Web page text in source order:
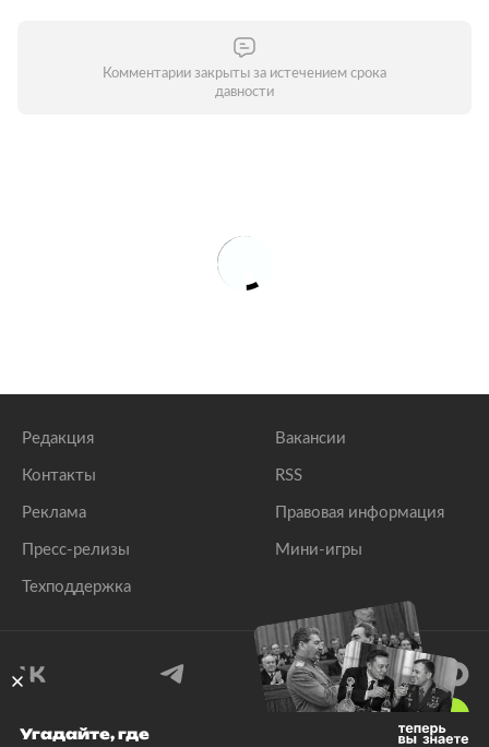
Комментарии закрыты за истечением срока
давности
Редакция
Контакты
Реклама
Пресс-релизы
Техподдержка
Вакансии
RSS
Правовая информация
Мини-игры
Угадайте, где